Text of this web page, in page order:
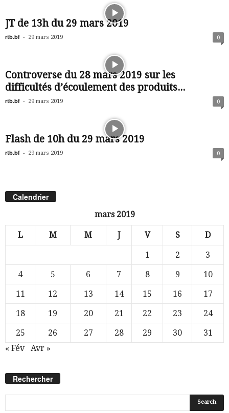
JT de 13h du 29 mars 2019
rtb.bf - 29 mars 2019 0
Controverse du 28 mars 2019 sur les
difficultés d’écoulement des produits...
rtb.bf - 29 mars 2019 0
Flash de 10h du 29 mars 2019
rtb.bf - 29 mars 2019 0
Calendrier
mars 2019
L M M J V S D
1 2
3
4
5 6 7 8 9
10
11
12 13 14 15 16
17
18
19 20 21 22 23
24
25
26 27 28 29 30
31
« Fév
Avr »
Rechercher